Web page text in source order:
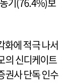
화에 적극 나서
의 신디케이트
권사 단독 인수